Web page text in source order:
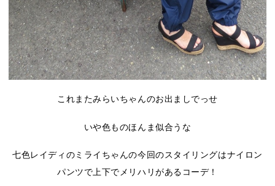
これまたみらいちゃんのお出ましでっせ
いや色ものほんま似合うな
七色レイディのミライちゃんの今回のスタイリングはナイロン
パンツで上下でメリハリがあるコーデ！